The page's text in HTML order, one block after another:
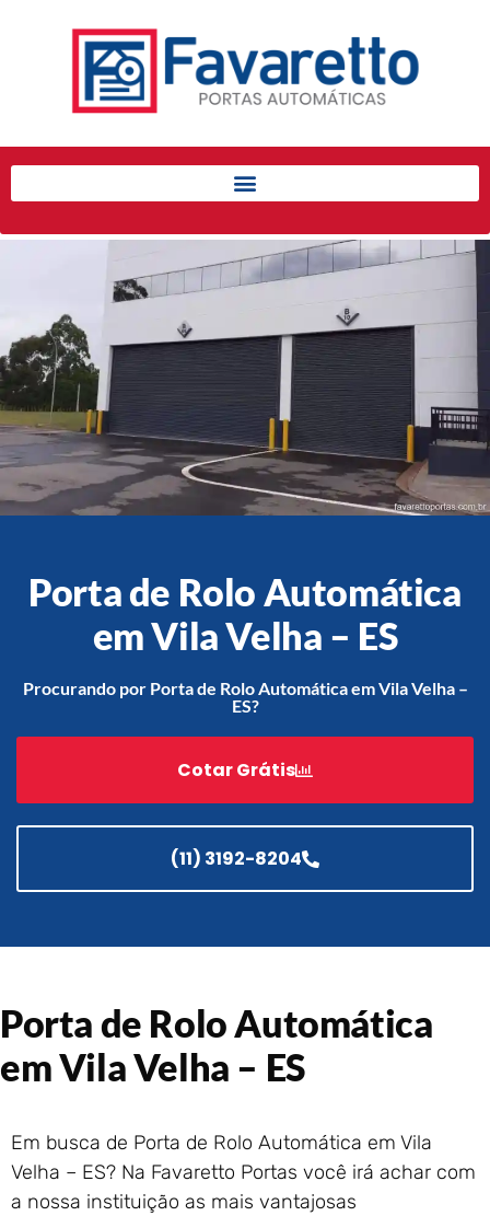
Início
Produtos
Porta de Enrolar Automática
Automatizadores
Acessórios Para Portas de
Enrolar
Pintura eletrostática
Portfólio
Contato
Acessórios
Automatização
Portão de Garagem de
Aldeia – RJ
Portão de Garagem de
Enrolar em São João de
Enrolar em Rio das Ostras –
RJ
Portão de Garagem de
Enrolar em Petrópolis – RJ
Portão de Garagem de
Enrolar em Paraty – RJ
Porta de Rolo Automática
em Vila Velha – ES
Procurando por Porta de Rolo Automática em Vila Velha –
ES?
Cotar Grátis
(11) 3192-8204
Porta de Rolo Automática
em Vila Velha – ES
Em busca de Porta de Rolo Automática em Vila
Velha – ES? Na Favaretto Portas você irá achar com
a nossa instituição as mais vantajosas